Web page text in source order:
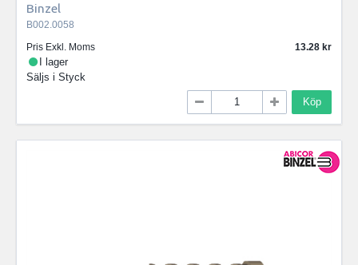
Binzel
B002.0058
Pris Exkl. Moms
13.28
I lager
Säljs i Styck
Köp